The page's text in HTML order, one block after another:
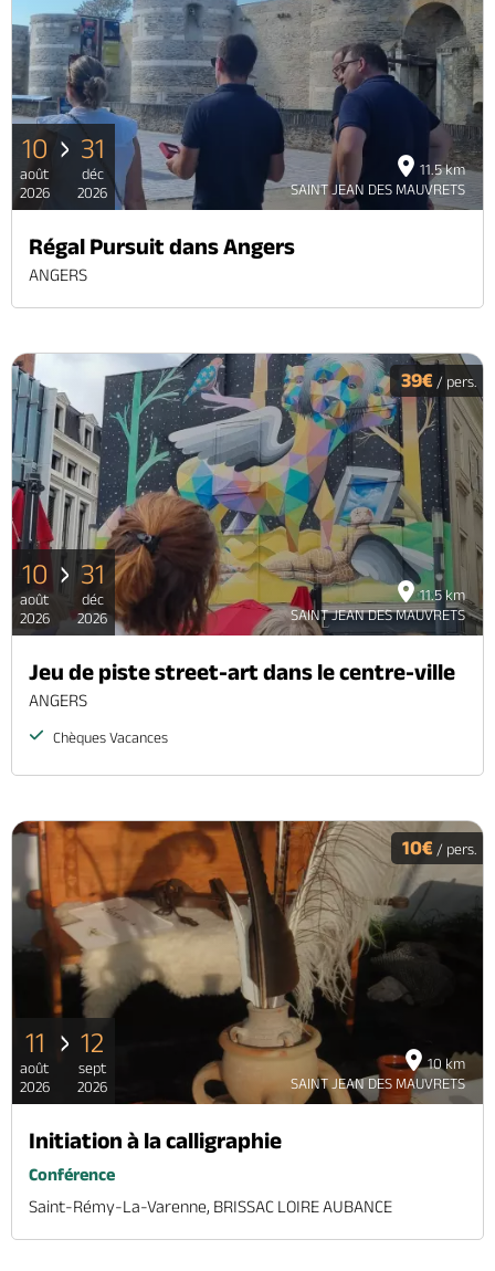
11.5 km
SAINT JEAN DES MAUVRETS
10
août
2026
31
déc
2026
Régal Pursuit dans Angers
ANGERS
11.5 km
SAINT JEAN DES MAUVRETS
39€ / pers.
10
août
2026
31
déc
2026
Jeu de piste street-art dans le centre-ville
ANGERS
Chèques Vacances
10 km
SAINT JEAN DES MAUVRETS
10€ / pers.
11
août
2026
12
sept
2026
Initiation à la calligraphie
Conférence
Saint-Rémy-La-Varenne, BRISSAC LOIRE AUBANCE